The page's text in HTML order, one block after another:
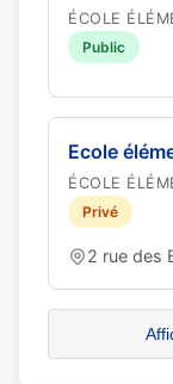
ÉCOLE
Public
Ecole
ÉCOLE
Privé
2 rue des